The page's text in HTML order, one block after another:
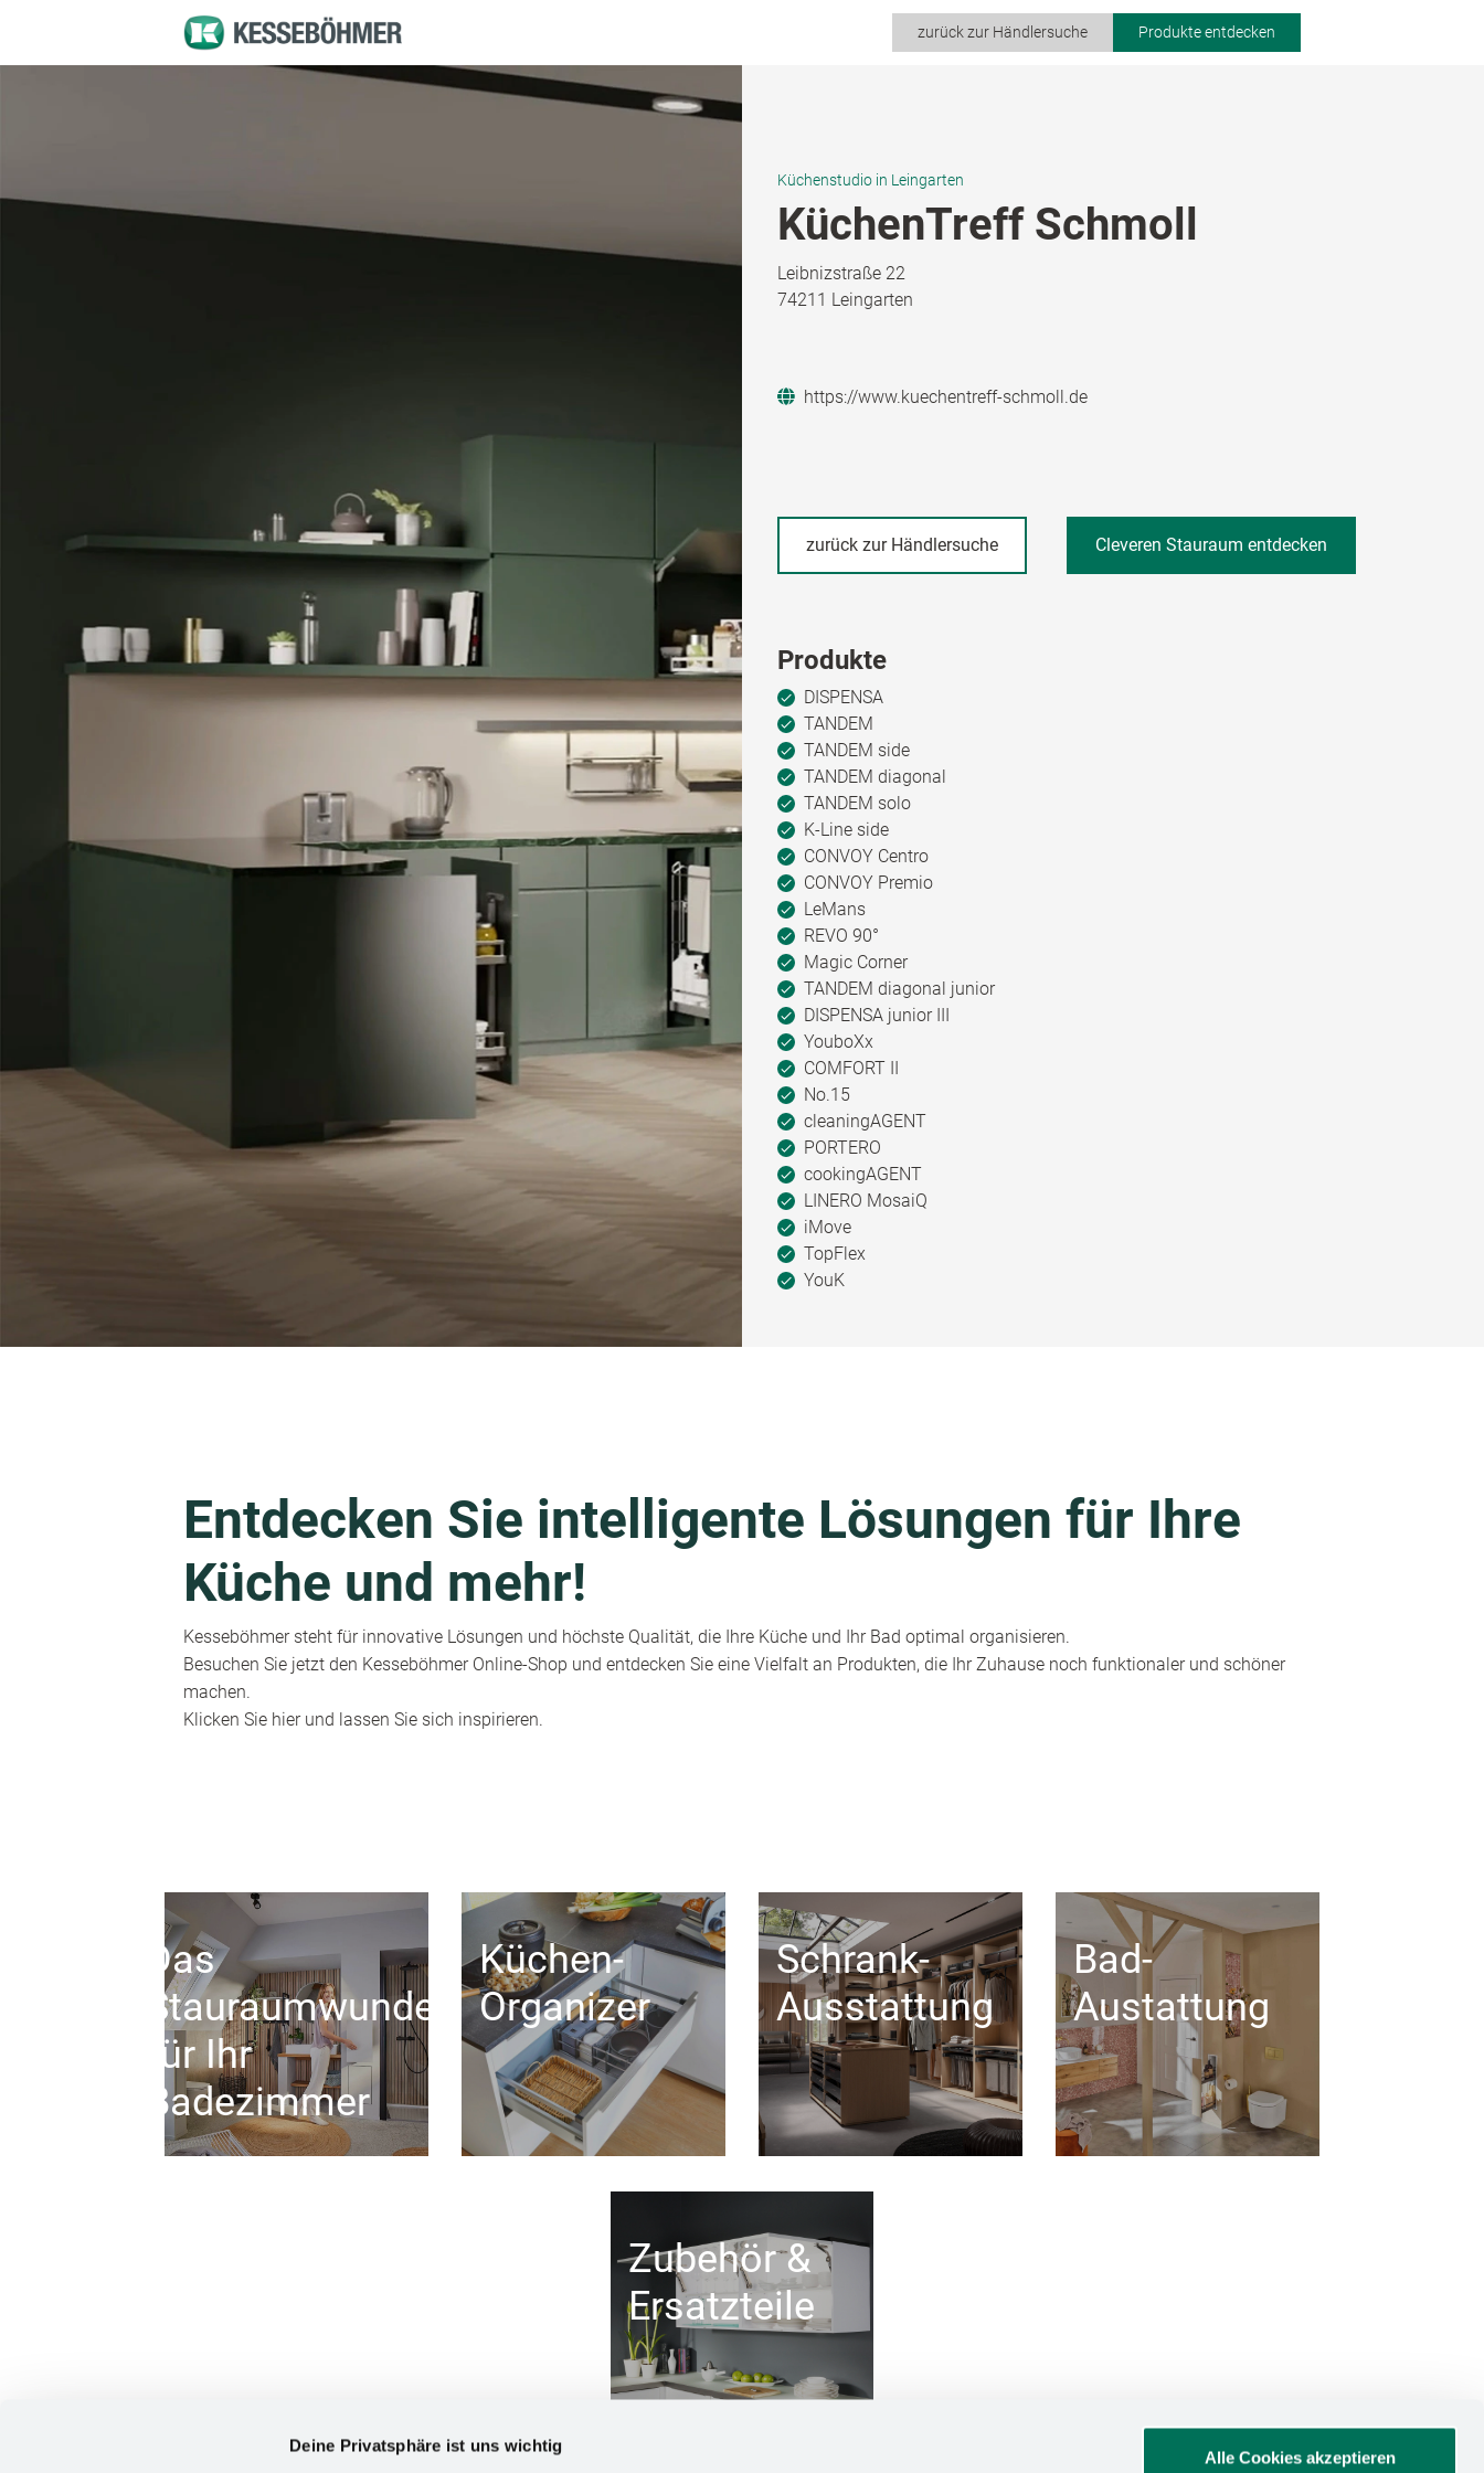
Deine Privatsphäre ist uns wichtig
Alle Cookies akzeptieren
zurück zur Händlersuche Produkte entdecken
Küchenstudio in Leingarten
KüchenTreff Schmoll
Leibnizstraße 22
74211 Leingarten
https://www.kuechentreff-schmoll.de
zurück zur Händlersuche Cleveren Stauraum entdecken
Produkte
DISPENSA
TANDEM
TANDEM side
TANDEM diagonal
TANDEM solo
K-Line side
CONVOY Centro
CONVOY Premio
LeMans
REVO 90°
Magic Corner
TANDEM diagonal junior
DISPENSA junior III
YouboXx
COMFORT II
No.15
cleaningAGENT
PORTERO
cookingAGENT
LINERO MosaiQ
iMove
TopFlex
YouK
Entdecken Sie intelligente Lösungen für Ihre
Küche und mehr!
Kesseböhmer steht für innovative Lösungen und höchste Qualität, die Ihre Küche und Ihr Bad optimal organisieren.
Besuchen Sie jetzt den Kesseböhmer Online-Shop und entdecken Sie eine Vielfalt an Produkten, die Ihr Zuhause noch funktionaler und schöner
machen.
Klicken Sie hier und lassen Sie sich inspirieren.
Das
Stauraumwunder
für Ihr
Badezimmer
Küchen-
Organizer
Schrank-
Ausstattung
Bad-
Austattung
Zubehör &
Ersatzteile